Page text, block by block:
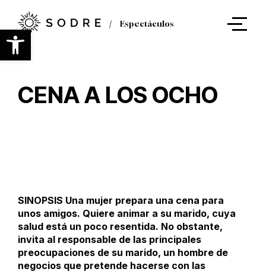
Abrir barra de herramientas
contenido
principal
Espectáculos
CENA A LOS OCHO
SINOPSIS Una mujer prepara una cena para
unos amigos. Quiere animar a su marido, cuya
salud está un poco resentida. No obstante,
invita al responsable de las principales
preocupaciones de su marido, un hombre de
negocios que pretende hacerse con las